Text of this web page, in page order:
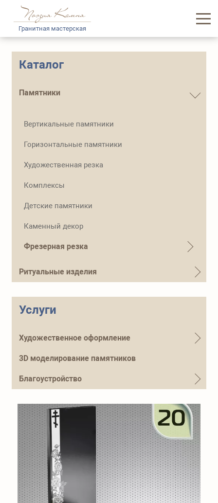
Гранитная мастерская
Доставка и логистика
+7 (915) 644-01-54
Каталог
Памятники
Вертикальные памятники
Горизонтальные памятники
Художественная резка
Комплексы
Детские памятники
Каменный декор
Фрезерная резка
Ритуальные изделия
Услуги
Художественное оформление
3D моделирование памятников
Благоустройство